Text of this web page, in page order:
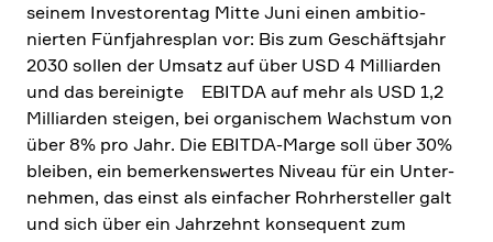
seinem Investo­rentag Mitte Juni einen ambitio­
nierten Fünfjah­res­plan vor: Bis zum Geschäfts­jahr
2030 sollen der Umsatz auf über USD 4 Milli­arden
und das berei­nigte EBITDA auf mehr als USD 1,2
Milli­arden steigen, bei organi­schem Wachstum von
über 8% pro Jahr. Die EBITDA-Marge soll über 30%
bleiben, ein bemer­kens­wertes Niveau für ein Unter­
nehmen, das einst als einfa­cher Rohrher­steller galt
und sich über ein Jahrzehnt konse­quent zum